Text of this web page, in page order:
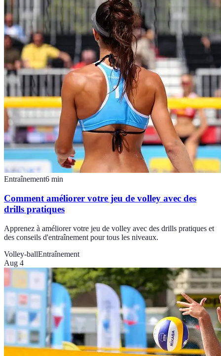
Entraînement6 min
Comment améliorer votre jeu de volley avec des
drills pratiques
Apprenez à améliorer votre jeu de volley avec des drills pratiques et
des conseils d'entraînement pour tous les niveaux.
Volley-ballEntraînement
Aug 4